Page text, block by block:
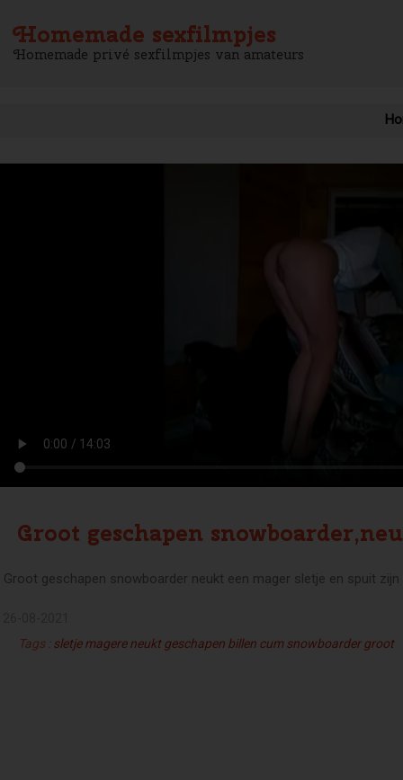
Homemade sexfilmpjes
Homemade privé sexfilmpjes van amateurs
Groot geschapen
Groot geschapen snowboarder neukt een mager sletje en spuit
Tags :sletje magere neukt geschapen billen cum snowboarder groot